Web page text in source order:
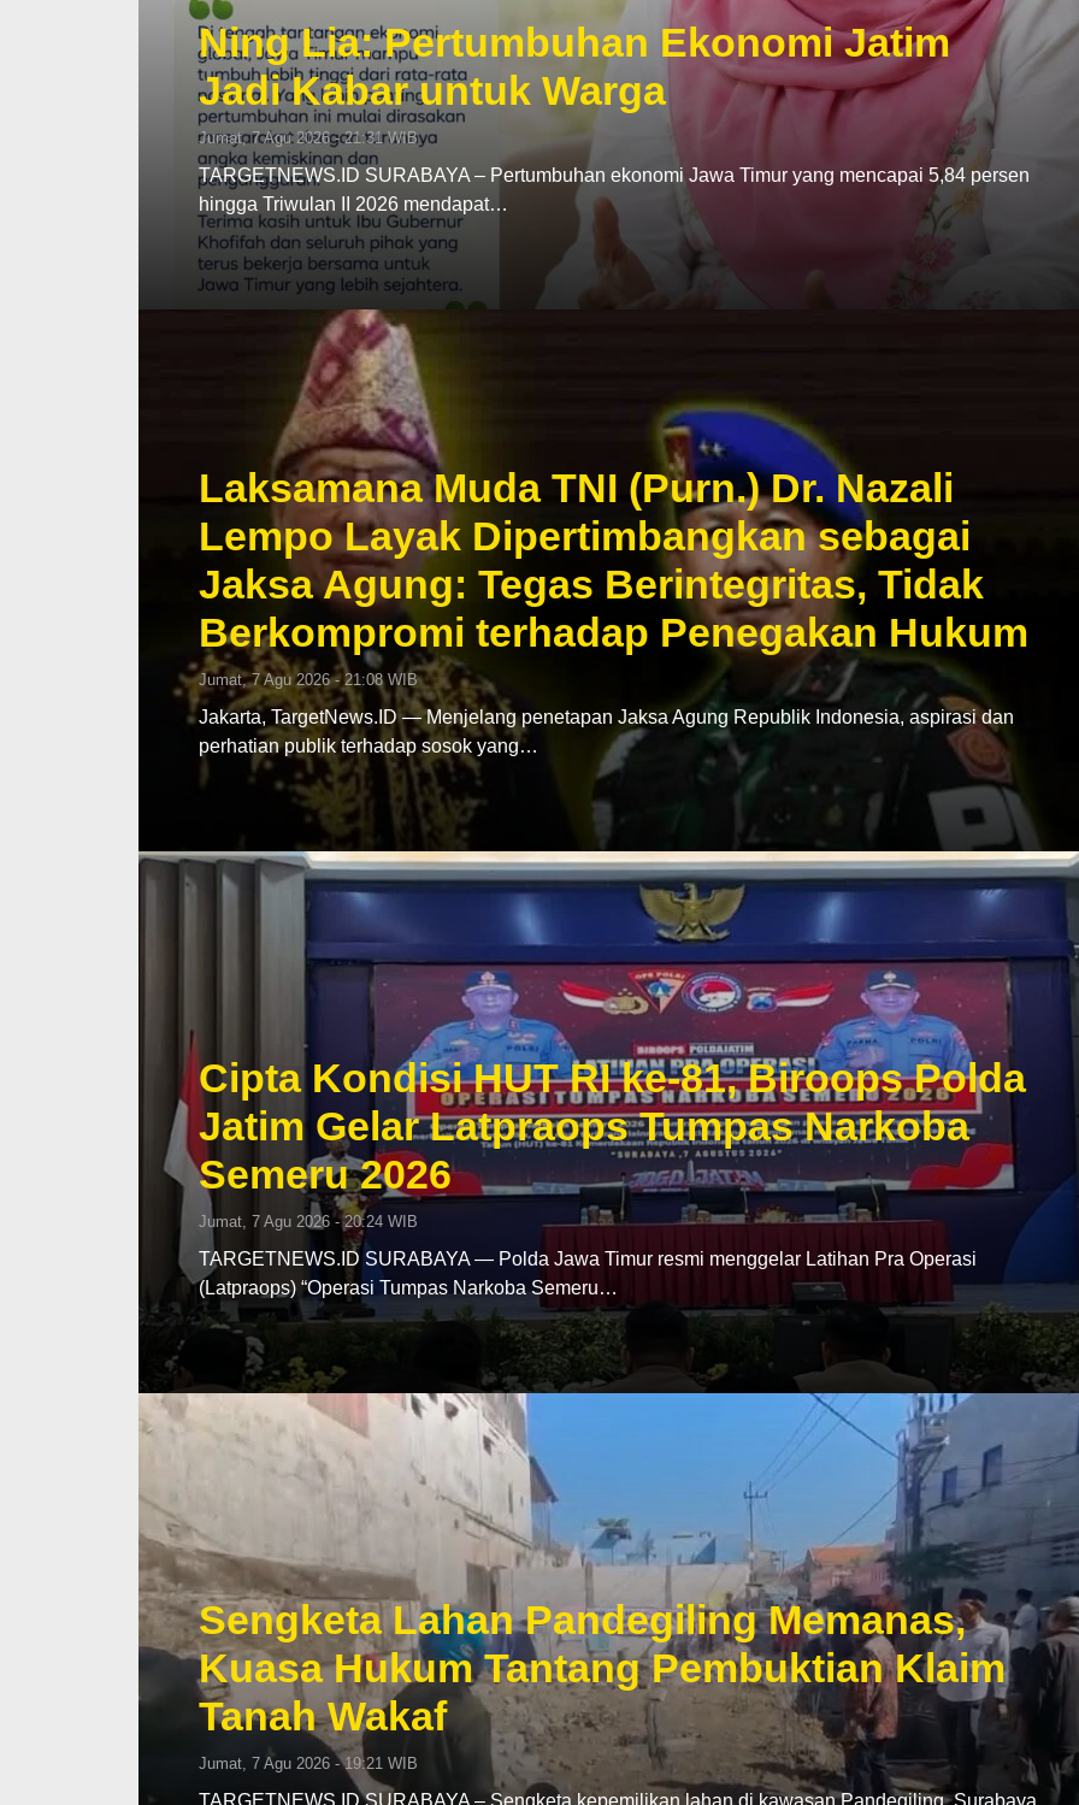
Ning Lia: Pertumbuhan Ekonomi Jatim
Jadi Kabar untuk Warga
Jumat, 7 Agu 2026 - 21:31 WIB
TARGETNEWS.ID SURABAYA – Pertumbuhan ekonomi Jawa Timur yang mencapai 5,84 persen
hingga Triwulan II 2026 mendapat…
Laksamana Muda TNI (Purn.) Dr. Nazali
Lempo Layak Dipertimbangkan sebagai
Jaksa Agung: Tegas Berintegritas, Tidak
Berkompromi terhadap Penegakan Hukum
Jumat, 7 Agu 2026 - 21:08 WIB
Jakarta, TargetNews.ID — Menjelang penetapan Jaksa Agung Republik Indonesia, aspirasi dan
perhatian publik terhadap sosok yang…
Cipta Kondisi HUT RI ke-81, Biroops Polda
Jatim Gelar Latpraops Tumpas Narkoba
Semeru 2026
Jumat, 7 Agu 2026 - 20:24 WIB
TARGETNEWS.ID SURABAYA — Polda Jawa Timur resmi menggelar Latihan Pra Operasi
(Latpraops) “Operasi Tumpas Narkoba Semeru…
Sengketa Lahan Pandegiling Memanas,
Kuasa Hukum Tantang Pembuktian Klaim
Tanah Wakaf
Jumat, 7 Agu 2026 - 19:21 WIB
TARGETNEWS.ID SURABAYA – Sengketa kepemilikan lahan di kawasan Pandegiling, Surabaya,